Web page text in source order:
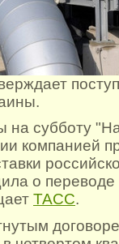
на субботу
компанией
о переводе
ТАСС.